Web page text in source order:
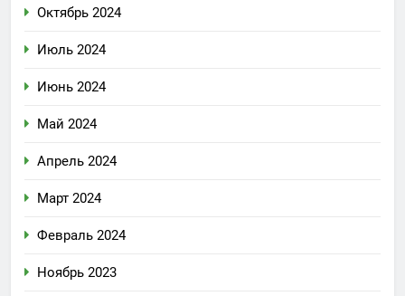
Октябрь 2024
Июль 2024
Июнь 2024
Май 2024
Апрель 2024
Март 2024
Февраль 2024
Ноябрь 2023